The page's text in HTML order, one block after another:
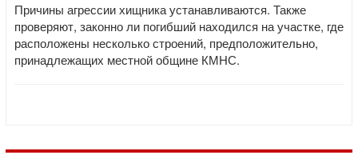
Причины агрессии хищника устанавливаются. Также
проверяют, законно ли погибший находился на участке, где
расположены несколько строений, предположительно,
принадлежащих местной общине КМНС.